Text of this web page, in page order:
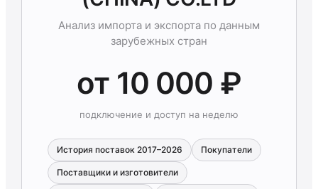
Анализ импорта и экспорта по данным
зарубежных стран
от 10 000 ₽
подключение и доступ на неделю
История поставок 2017–2026 Покупатели
Поставщики и изготовители